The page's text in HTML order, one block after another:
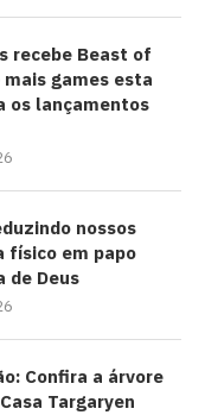
recebe Beast of
games esta
os lançamentos
nossos
físico em papo
de Deus
Confira a árvore
Targaryen